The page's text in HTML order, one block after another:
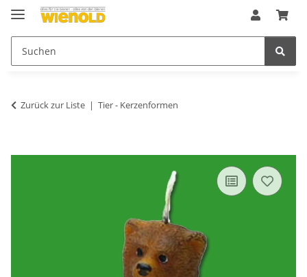
Zurück zur Liste Tier - Kerzenformen